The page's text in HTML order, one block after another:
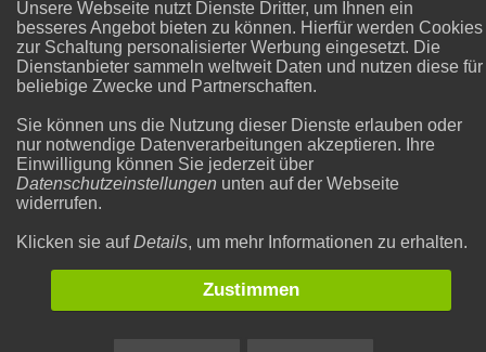
Abnehmen
Alternative Heilmethoden
Natron und Backpulver
Flecken entfernen
Unsere Webseite nutzt Dienste Dritter, um Ihnen ein
besseres Angebot bieten zu können. Hierfür werden Cookies
zur Schaltung personalisierter Werbung eingesetzt. Die
Dienstanbieter sammeln weltweit Daten und nutzen diese für
beliebige Zwecke und Partnerschaften.
Sie können uns die Nutzung dieser Dienste erlauben oder
nur notwendige Datenverarbeitungen akzeptieren. Ihre
Einwilligung können Sie jederzeit über
Datenschutzeinstellungen unten auf der Webseite
widerrufen.
Klicken sie aufDetails, um mehr Informationen zu erhalten.
Zustimmen